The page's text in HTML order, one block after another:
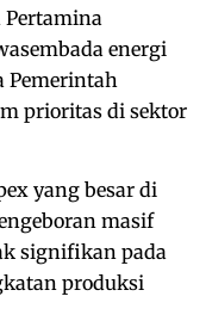
energi
Pemerintah
prioritas di sektor
yang besar di
masif
signifikan pada
produksi